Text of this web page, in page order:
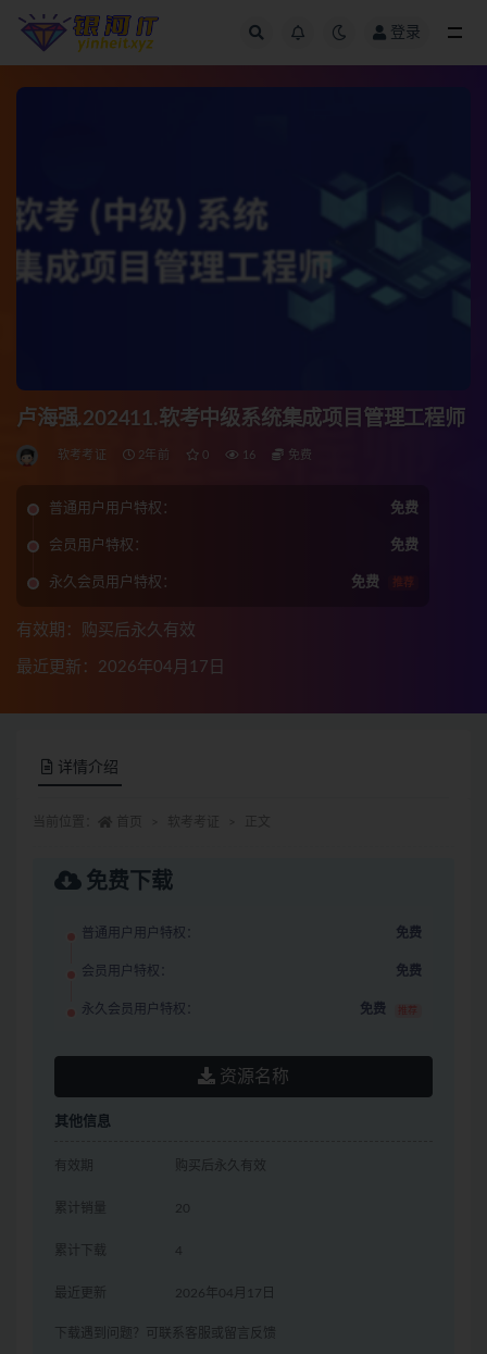
登录
卢海强.202411.软考中级系统集成项目管理工程师
软考考证 2年前 0 16 免费
普通用户用户特权： 免费
会员用户特权： 免费
永久会员用户特权： 免费 推荐
有效期：购买后永久有效
最近更新：2026年04月17日
详情介绍
免费下载
普通用户用户特权： 免费
会员用户特权： 免费
永久会员用户特权： 免费 推荐
资源名称
其他信息
有效期 购买后永久有效
累计销量 20
累计下载 4
最近更新 2026年04月17日
下载遇到问题？可联系客服或留言反馈